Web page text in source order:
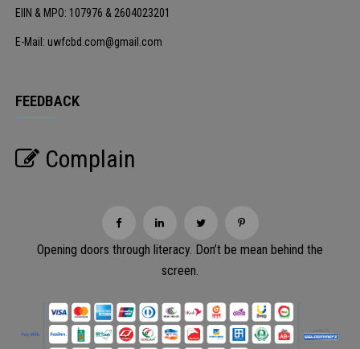
EIIN & MPO: 107976 & 2604023201
E-Mail: uwfcbd.com@gmail.com
FEEDBACK
Complain
Opening doors through literacy. Don’t be mean behind the
screen.